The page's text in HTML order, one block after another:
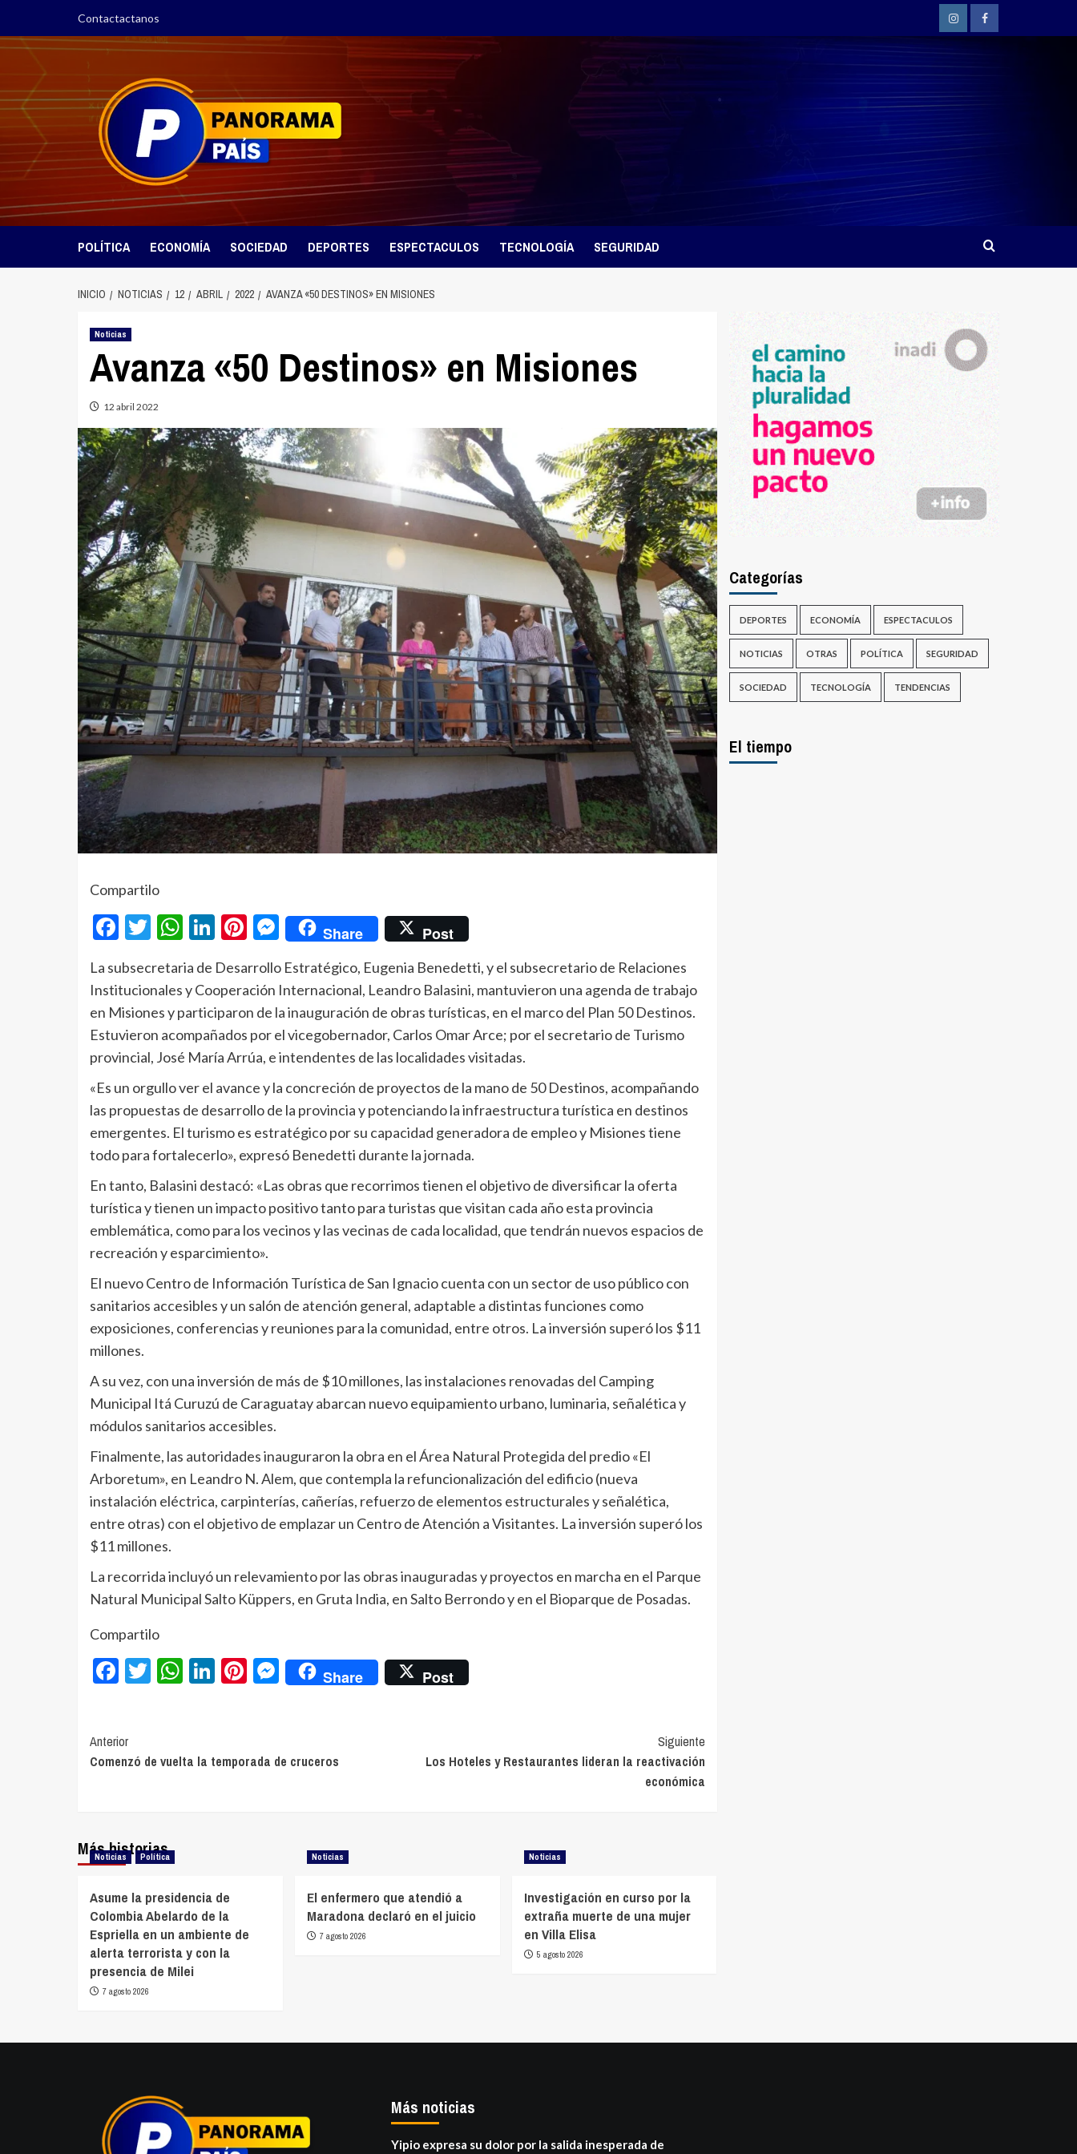
contenido
Contactactanos
InstagramFacebook
POLÍTICA ECONOMÍA SOCIEDAD DEPORTES ESPECTACULOS TECNOLOGÍA SEGURIDAD
INICIO NOTICIAS 12 ABRIL 2022 AVANZA «50 DESTINOS» EN MISIONES
Noticias
Avanza «50 Destinos» en Misiones
12 abril 2022
Compartilo
Facebook
Twitter
WhatsApp
LinkedIn
Pinterest
Messenger
Share Post
La subsecretaria de Desarrollo Estratégico, Eugenia Benedetti, y el subsecretario de Relaciones
Institucionales y Cooperación Internacional, Leandro Balasini, mantuvieron una agenda de trabajo
en Misiones y participaron de la inauguración de obras turísticas, en el marco del Plan 50 Destinos.
Estuvieron acompañados por el vicegobernador, Carlos Omar Arce; por el secretario de Turismo
provincial, José María Arrúa, e intendentes de las localidades visitadas.
«Es un orgullo ver el avance y la concreción de proyectos de la mano de 50 Destinos, acompañando
las propuestas de desarrollo de la provincia y potenciando la infraestructura turística en destinos
emergentes. El turismo es estratégico por su capacidad generadora de empleo y Misiones tiene
todo para fortalecerlo», expresó Benedetti durante la jornada.
En tanto, Balasini destacó: «Las obras que recorrimos tienen el objetivo de diversificar la oferta
turística y tienen un impacto positivo tanto para turistas que visitan cada año esta provincia
emblemática, como para los vecinos y las vecinas de cada localidad, que tendrán nuevos espacios de
recreación y esparcimiento».
El nuevo Centro de Información Turística de San Ignacio cuenta con un sector de uso público con
sanitarios accesibles y un salón de atención general, adaptable a distintas funciones como
exposiciones, conferencias y reuniones para la comunidad, entre otros. La inversión superó los $11
millones.
A su vez, con una inversión de más de $10 millones, las instalaciones renovadas del Camping
Municipal Itá Curuzú de Caraguatay abarcan nuevo equipamiento urbano, luminaria, señalética y
módulos sanitarios accesibles.
Finalmente, las autoridades inauguraron la obra en el Área Natural Protegida del predio «El
Arboretum», en Leandro N. Alem, que contempla la refuncionalización del edificio (nueva
instalación eléctrica, carpinterías, cañerías, refuerzo de elementos estructurales y señalética,
entre otras) con el objetivo de emplazar un Centro de Atención a Visitantes. La inversión superó los
$11 millones.
La recorrida incluyó un relevamiento por las obras inauguradas y proyectos en marcha en el Parque
Natural Municipal Salto Küppers, en Gruta India, en Salto Berrondo y en el Bioparque de Posadas.
Compartilo
Facebook
Twitter
WhatsApp
LinkedIn
Pinterest
Messenger
Share Post
Navegación
de
Anterior
Comenzó de vuelta la temporada de cruceros
Siguiente
Los Hoteles y Restaurantes lideran la reactivación
económica
Más historias
Noticias Política
Asume la presidencia de
Colombia Abelardo de la
Espriella en un ambiente de
alerta terrorista y con la
presencia de Milei
7 agosto 2026
Noticias
El enfermero que atendió a
Maradona declaró en el juicio
7 agosto 2026
Noticias
Investigación en curso por la
extraña muerte de una mujer
en Villa Elisa
5 agosto 2026
Categorías
DEPORTES ECONOMÍA ESPECTACULOS
NOTICIAS OTRAS POLÍTICA SEGURIDAD
SOCIEDAD TECNOLOGÍA TENDENCIAS
El tiempo
Más noticias
Yipio expresa su dolor por la salida inesperada de